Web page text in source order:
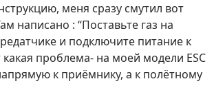
меня сразу смутил вот
написано : “Поставьте газ на
и подключите питание к
проблема- на моей модели ESC
к приёмнику, а к полётному